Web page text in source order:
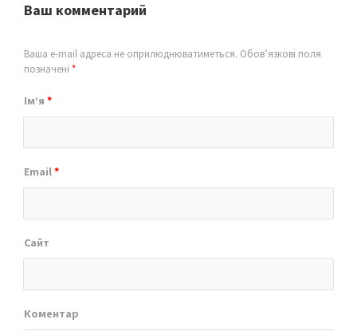
Ваш комментарий
Ваша e-mail адреса не оприлюднюватиметься. Обов’язкові поля
позначені *
Ім’я *
Email*
Сайт
Коментар